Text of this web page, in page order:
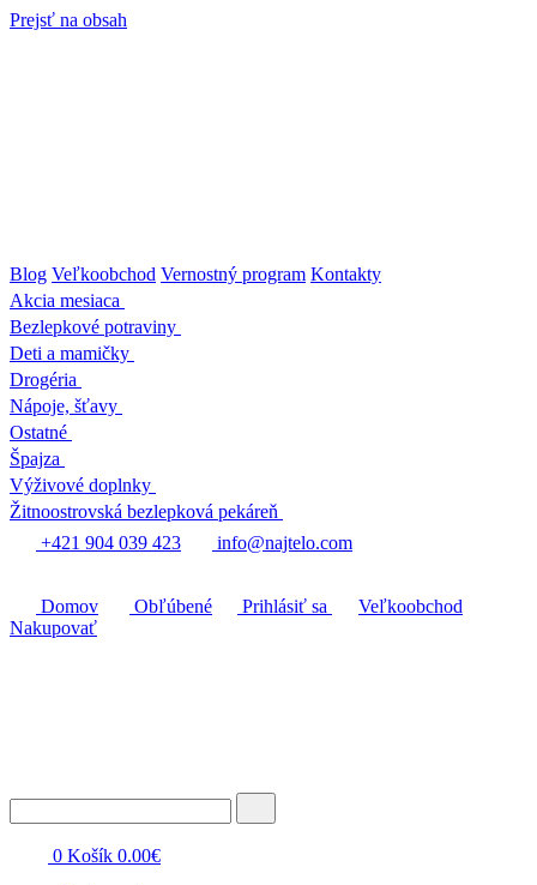
Prejsť na obsah
Blog Veľkoobchod Vernostný program Kontakty
Akcia mesiaca
Bezlepkové potraviny
Deti a mamičky
Drogéria
Nápoje, šťavy
Ostatné
Špajza
Výživové doplnky
Žitnoostrovská bezlepková pekáreň
+421 904 039 423
info@najtelo.com
Domov Obľúbené Prihlásiť sa
Veľkoobchod
Nakupovať
0 Košík 0.00€